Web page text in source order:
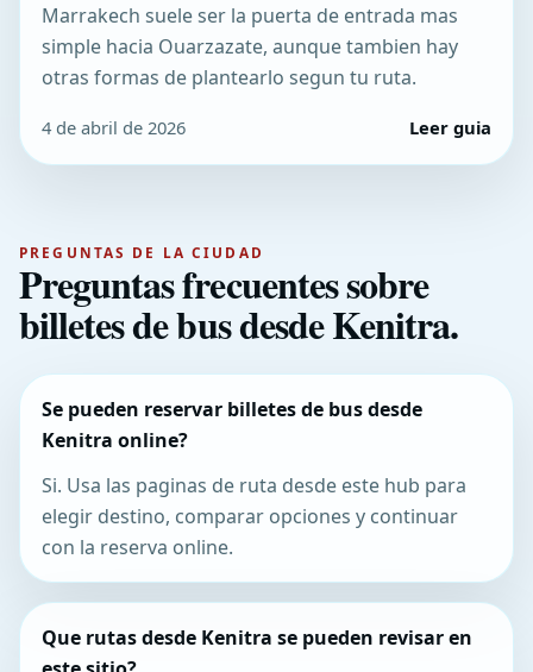
Marrakech suele ser la puerta de entrada mas
simple hacia Ouarzazate, aunque tambien hay
otras formas de plantearlo segun tu ruta.
4 de abril de 2026 Leer guia
PREGUNTAS DE LA CIUDAD
Preguntas frecuentes sobre
billetes de bus desde Kenitra.
Se pueden reservar billetes de bus desde
Kenitra online?
Si. Usa las paginas de ruta desde este hub para
elegir destino, comparar opciones y continuar
con la reserva online.
Que rutas desde Kenitra se pueden revisar en